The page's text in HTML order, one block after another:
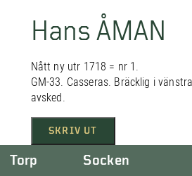
Hans ÅMAN
Nått ny utr 1718 = nr 1.
GM-33. Casseras. Bräcklig i
avsked.
SKRIV UT
Torp Socken